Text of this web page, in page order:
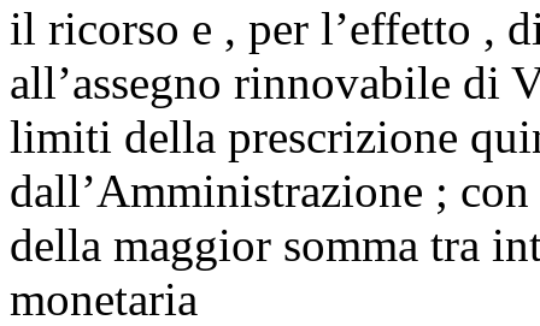
il ricorso e , per l’effetto ,
all’assegno rinnovabile di
limiti della prescrizione
dall’Amministrazione ;
della maggior somma tra
monetaria